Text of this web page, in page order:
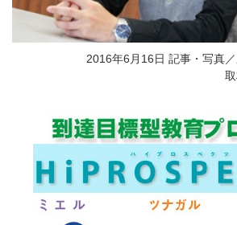
2016年6月16日 記事・写真／